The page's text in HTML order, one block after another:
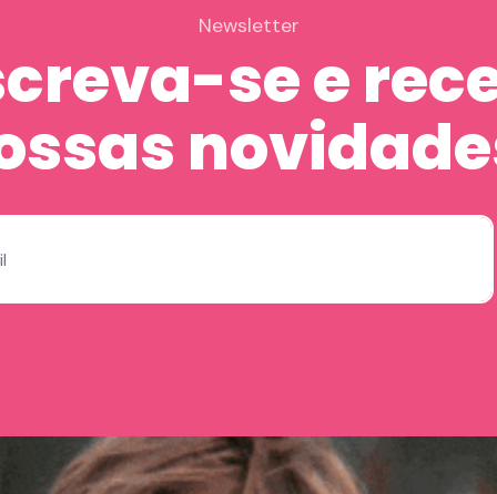
Newsletter
se e